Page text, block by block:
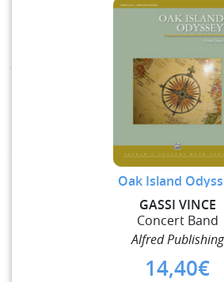
Oak Island
GASSI VINCE
Concert Band
Alfred Publishing
14,40€